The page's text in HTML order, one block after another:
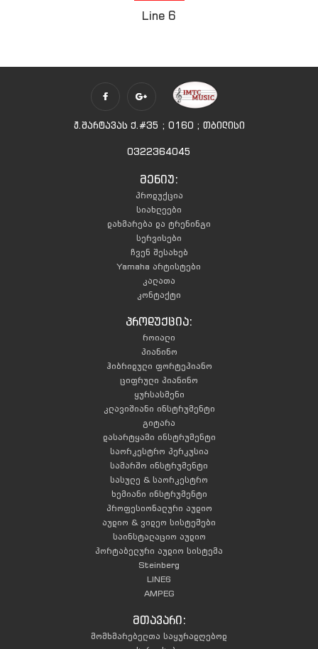
Line 6
ჟ.შარტავას ქ.#35 ; 0160 ; თბილისი
0322364045
მენიუ:
პროდუქცია
სიახლეები
დახმარება და ტრენინგი
სერვისები
ჩვენ შესახებ
Yamaha არტისტები
კალათა
კონტაქტი
პროდუქცია:
როიალი
პიანინო
ჰიბრიდული ფორტეპიანო
ციფრული პიანინო
ყურსასმენი
კლავიშიანი ინსტრუმენტი
გიტარა
დასარტყამი ინსტრუმენტი
საორკესტრო პერკუსია
სამარშო ინსტრუმენტი
სასულე & საორკესტრო
ხემიანი ინსტრუმენტი
პროფესიონალური აუდიო
აუდიო & ვიდეო სისტემები
საინსტალაციო აუდიო
პორტაბელური აუდიო სისტემა
Steinberg
LINE6
AMPEG
მთავარი:
მომხმარებელთა საყურადღებოდ